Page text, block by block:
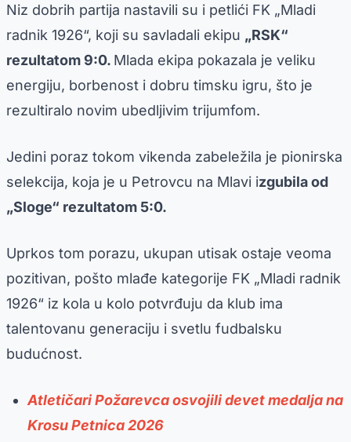
Niz dobrih partija nastavili su i petlići FK „Mladi
radnik 1926“, koji su savladali ekipu „RSK“
rezultatom 9:0. Mlada ekipa pokazala je veliku
energiju, borbenost i dobru timsku igru, što je
rezultiralo novim ubedljivim trijumfom.
Jedini poraz tokom vikenda zabeležila je pionirska
selekcija, koja je u Petrovcu na Mlavi izgubila od
„Sloge“ rezultatom 5:0.
Uprkos tom porazu, ukupan utisak ostaje veoma
pozitivan, pošto mlađe kategorije FK „Mladi radnik
1926“ iz kola u kolo potvrđuju da klub ima
talentovanu generaciju i svetlu fudbalsku
budućnost.
Atletičari Požarevca osvojili devet medalja na
Krosu Petnica 2026